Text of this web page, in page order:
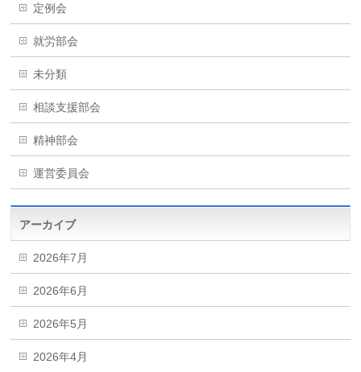
定例会
就労部会
未分類
相談支援部会
精神部会
運営委員会
アーカイブ
2026年7月
2026年6月
2026年5月
2026年4月